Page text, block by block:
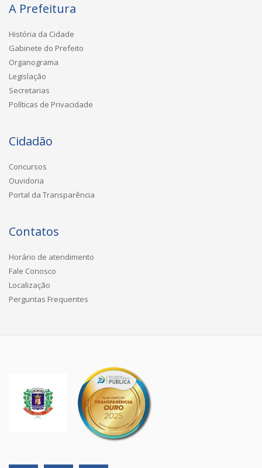
A Prefeitura
História da Cidade
Gabinete do Prefeito
Organograma
Legislação
Secretarias
Políticas de Privacidade
Cidadão
Concursos
Ouvidoria
Portal da Transparência
Contatos
Horário de atendimento
Fale Conosco
Localização
Perguntas Frequentes